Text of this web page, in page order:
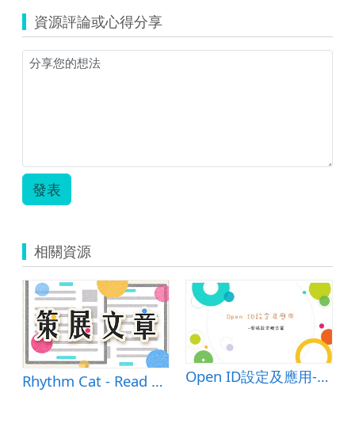
資源評論或心得分享
發表
相關資源
Rhythm Cat - Read Music Open ID設定及應用-密碼設定概念篇